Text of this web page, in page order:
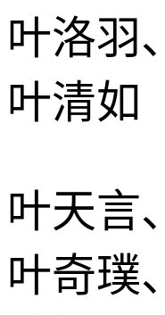
叶洛羽
叶清如
叶天言
叶奇璞